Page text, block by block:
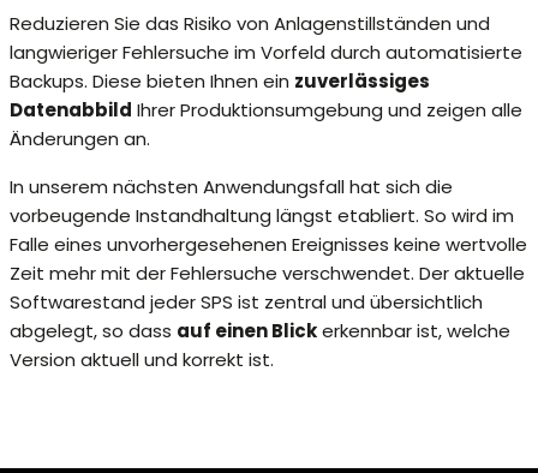
Reduzieren Sie das Risiko von Anlagenstillständen und
langwieriger Fehlersuche im Vorfeld durch automatisierte
Backups. Diese bieten Ihnen ein zuverlässiges
Datenabbild Ihrer Produktionsumgebung und zeigen alle
Änderungen an.
In unserem nächsten Anwendungsfall hat sich die
vorbeugende Instandhaltung längst etabliert. So wird im
Falle eines unvorhergesehenen Ereignisses keine wertvolle
Zeit mehr mit der Fehlersuche verschwendet. Der aktuelle
Softwarestand jeder SPS ist zentral und übersichtlich
abgelegt, so dass auf einen Blickerkennbar ist, welche
Version aktuell und korrekt ist.